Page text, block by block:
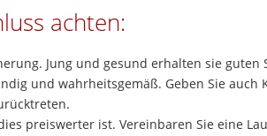
achten:
Jung und gesund erhalten sie guten
und wahrheitsgemäß. Geben Sie
preiswerter ist. Vereinbaren Sie eine